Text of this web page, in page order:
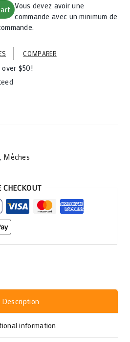
Vous devez avoir une
commande avec un minimum de
COMPARER
$50!
, Mèches
CHECKOUT
Description
information